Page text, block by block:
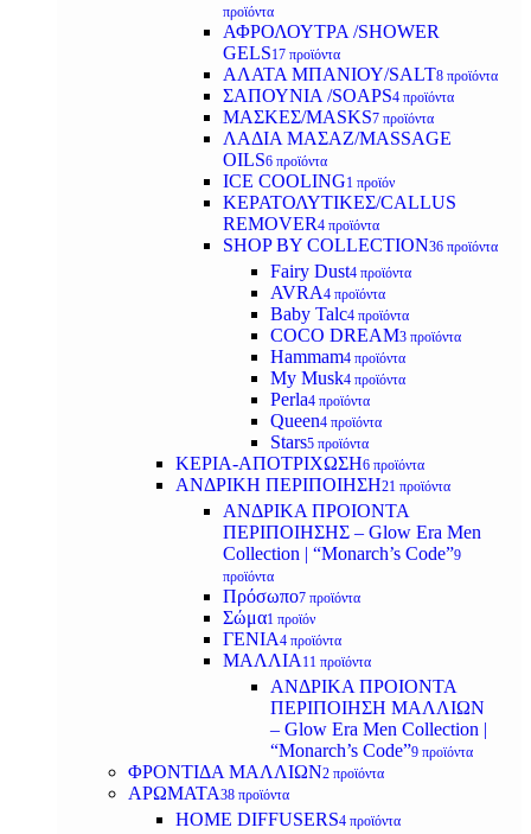
προϊόντα
ΑΦΡΟΛΟΥΤΡΑ /SHOWER
GELS17 προϊόντα
ΑΛΑΤΑ ΜΠΑΝΙΟΥ/SALT8 προϊόντα
ΣΑΠΟΥΝΙΑ /SOAPS4 προϊόντα
ΜΑΣΚΕΣ/MASKS7 προϊόντα
ΛΑΔΙΑ ΜΑΣΑΖ/MASSAGE
OILS6 προϊόντα
ICE COOLING1 προϊόν
ΚΕΡΑΤΟΛΥΤΙΚΕΣ/CALLUS
REMOVER4 προϊόντα
SHOP BY COLLECTION36 προϊόντα
Fairy Dust4 προϊόντα
AVRA4 προϊόντα
Baby Talc4 προϊόντα
COCO DREAM3 προϊόντα
Hammam4 προϊόντα
My Musk4 προϊόντα
Perla4 προϊόντα
Queen4 προϊόντα
Stars5 προϊόντα
ΚΕΡΙΑ-ΑΠΟΤΡΙΧΩΣΗ6 προϊόντα
ΑΝΔΡΙΚΗ ΠΕΡΙΠΟΙΗΣΗ21 προϊόντα
ΑΝΔΡΙΚΑ ΠΡΟΙΟΝΤΑ
ΠΕΡΙΠΟΙΗΣΗΣ – Glow Era Men
Collection | “Monarch’s Code”9
προϊόντα
Πρόσωπο7 προϊόντα
Σώμα1 προϊόν
ΓΕΝΙΑ4 προϊόντα
ΜΑΛΛΙΑ 11 προϊόντα
ΑΝΔΡΙΚΑ ΠΡΟΙΟΝΤΑ
ΠΕΡΙΠΟΙΗΣΗ ΜΑΛΛΙΩΝ
– Glow Era Men Collection |
“Monarch’s Code”9 προϊόντα
ΦΡΟΝΤΙΔΑ ΜΑΛΛΙΩΝ2 προϊόντα
ΑΡΩΜΑΤΑ38 προϊόντα
HOME DIFFUSERS4 προϊόντα